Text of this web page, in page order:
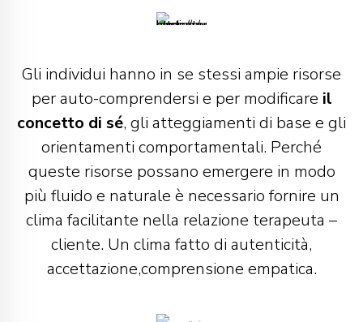
Gli individui hanno in se stessi ampie risorse
per auto-comprendersi e per modificare il
concetto di sé, gli atteggiamenti di base e gli
orientamenti comportamentali. Perché
queste risorse possano emergere in modo
più fluido e naturale è necessario fornire un
clima facilitante nella relazione terapeuta –
cliente. Un clima fatto di autenticità,
accettazione,comprensione empatica.